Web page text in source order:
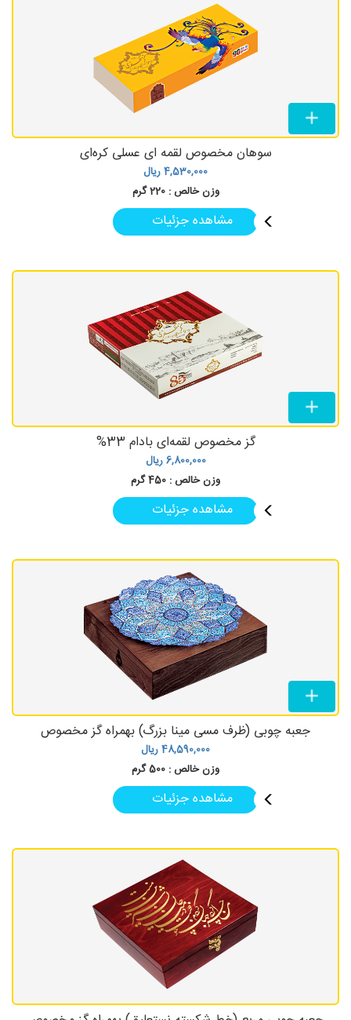
سوهان مخصوص لقمه ای عسلی کره‌ای
4,530,000ریال
وزن خالص : 220 گرم
مشاهده جزئیات
گز مخصوص لقمه‌ای بادام 33%
6,800,000ریال
وزن خالص : 450 گرم
مشاهده جزئیات
جعبه چوبی (ظرف مسی مینا بزرگ) بهمراه گز مخصوص
48,590,000ریال
وزن خالص : 500 گرم
مشاهده جزئیات